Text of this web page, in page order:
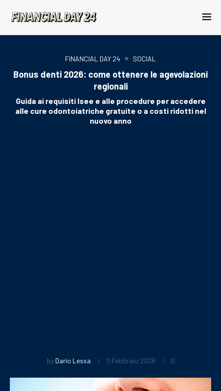
FINANCIAL DAY 24 SOCIAL
Bonus denti 2026: come ottenere le agevolazioni
regionali
Guida ai requisiti Isee e alle procedure per accedere
alle cure odontoiatriche gratuite o a costi ridotti nel
nuovo anno
by Dario Lessa 11 Febbraio 2026 0